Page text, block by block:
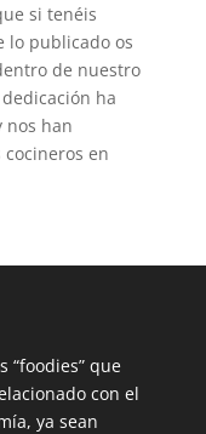
si tenéis
lo publicado os
de nuestro
ha
nos han
en
“foodies” que
con el
ya sean